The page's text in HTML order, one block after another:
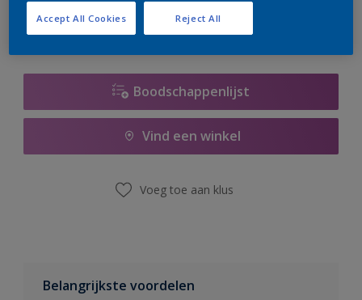
Boodschappenlijst
Vind een winkel
Voeg toe aan klus
Belangrijkste voordelen
Reject All
Accept All Cookies